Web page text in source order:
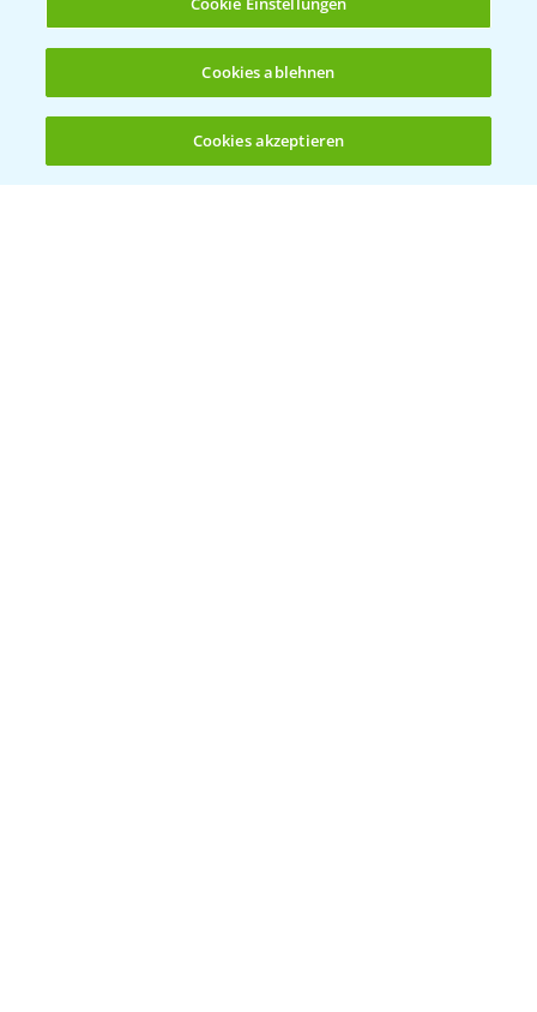
(noch 4)
LINKS
Apps
Wetter Aktuell
Cookies ablehnen
Cookies akzeptieren